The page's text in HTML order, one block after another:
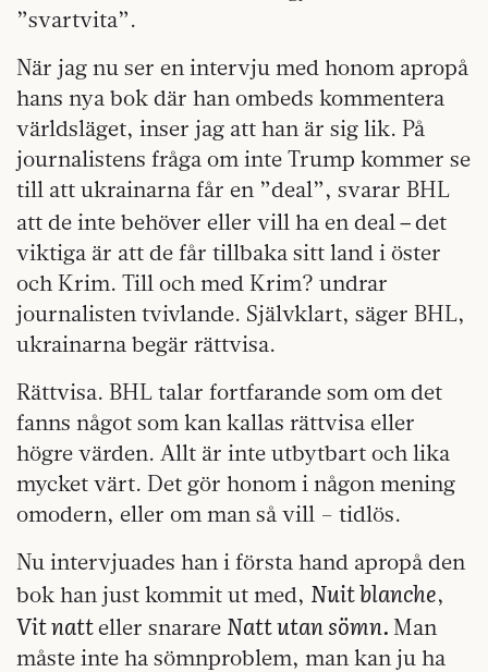
”svartvita”.
När jag nu ser en intervju med honom apropå
hans nya bok där han ombeds kommentera
världsläget, inser jag att han är sig lik. På
journalistens fråga om inte Trump kommer se
till att ukrainarna får en ”deal”, svarar BHL
att de inte behöver eller vill ha en deal –det
viktiga är att de får tillbaka sitt land i öster
och Krim. Till och med Krim? undrar
journalisten tvivlande. Självklart, säger BHL,
ukrainarna begär rättvisa.
Rättvisa. BHL talar fortfarande som om det
fanns något som kan kallas rättvisa eller
högre värden. Allt är inte utbytbart och lika
mycket värt. Det gör honom i någon mening
omodern, eller om man så vill – tidlös.
Nu intervjuades han i första hand apropå den
bok han just kommit ut med, Nuit blanche,
Vit natteller snarare Natt utan sömn. Man
måste inte ha sömnproblem, man kan ju ha